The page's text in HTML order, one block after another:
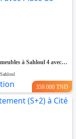
(S+2) avec meubles à Sahloul 4 avec Place de Parking
359.000 TND